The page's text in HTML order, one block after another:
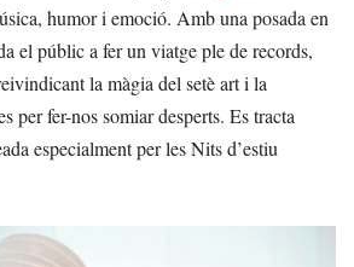
humor i emoció. Amb una posada en
el públic a fer un viatge ple de records,
la màgia del setè art i la
per fer-nos somiar desperts. Es tracta
especialment per les Nits d’estiu